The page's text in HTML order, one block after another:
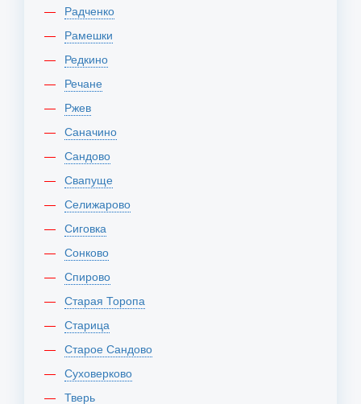
Радченко
Рамешки
Редкино
Речане
Ржев
Саначино
Сандово
Свапуще
Селижарово
Сиговка
Сонково
Спирово
Старая Торопа
Старица
Старое Сандово
Суховерково
Тверь